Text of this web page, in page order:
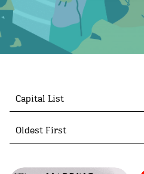
Capital List
Oldest First